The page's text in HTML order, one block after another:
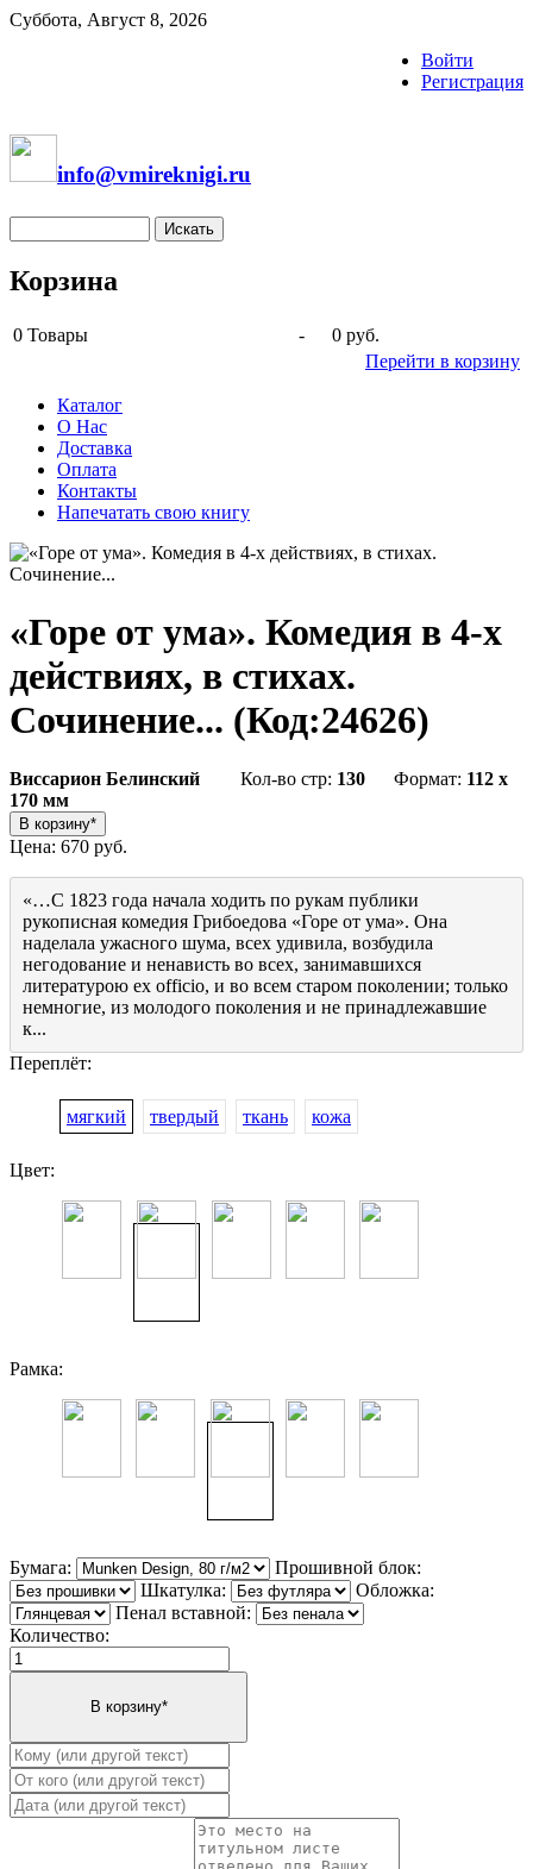
Суббота, Август 8, 2026
Войти
Регистрация
info@vmireknigi.ru
Корзина
0 Товары -
0 руб.
Перейти в корзину
Каталог
О Нас
Доставка
Оплата
Контакты
Напечатать свою книгу
«Горе от ума». Комедия в 4-х
действиях, в стихах.
Сочинение... (Код:24626)
Виссарион Белинский Кол-во стр: 130 Формат: 112 x
170 мм
Цена: 670 руб.
«…С 1823 года начала ходить по рукам публики
рукописная комедия Грибоедова «Горе от ума». Она
наделала ужасного шума, всех удивила, возбудила
негодование и ненависть во всех, занимавшихся
литературою ex officio, и во всем старом поколении; только
немногие, из молодого поколения и не принадлежавшие
к...
Переплёт:
мягкий твердый ткань кожа
Цвет:
Рамка:
Бумага:
Прошивной блок:
Шкатулка:
Обложка:
Пенал вставной:
Количество: